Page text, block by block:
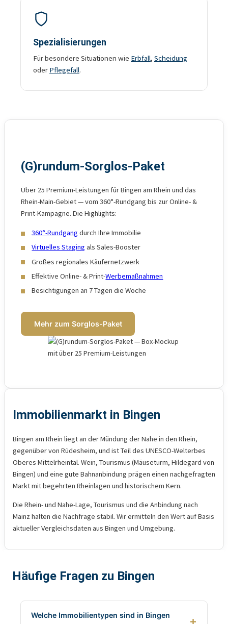
Spezialisierungen
Für besondere Situationen wie Erbfall, Scheidung
oder Pflegefall.
(G)rundum-Sorglos-Paket
Über 25 Premium-Leistungen für Bingen am Rhein und das
Rhein-Main-Gebiet — vom 360°-Rundgang bis zur Online- &
Print-Kampagne. Die Highlights:
360°-Rundgang durch Ihre Immobilie
Virtuelles Staging als Sales-Booster
Großes regionales Käufernetzwerk
Effektive Online- & Print-Werbemaßnahmen
Besichtigungen an 7 Tagen die Woche
Mehr zum Sorglos-Paket
Immobilienmarkt in Bingen
Bingen am Rhein liegt an der Mündung der Nahe in den Rhein,
gegenüber von Rüdesheim, und ist Teil des UNESCO-Welterbes
Oberes Mittelrheintal. Wein, Tourismus (Mäuseturm, Hildegard von
Bingen) und eine gute Bahnanbindung prägen einen nachgefragten
Markt mit begehrten Rheinlagen und historischem Kern.
Die Rhein- und Nahe-Lage, Tourismus und die Anbindung nach
Mainz halten die Nachfrage stabil. Wir ermitteln den Wert auf Basis
aktueller Vergleichsdaten aus Bingen und Umgebung.
Häufige Fragen zu Bingen
Welche Immobilientypen sind in Bingen